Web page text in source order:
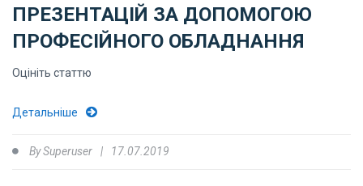
ПРЕЗЕНТАЦІЙ ЗА ДОПОМОГОЮ
ПРОФЕСІЙНОГО ОБЛАДНАННЯ
Оцініть статтю
Детальніше
BySuperuser 17.07.2019